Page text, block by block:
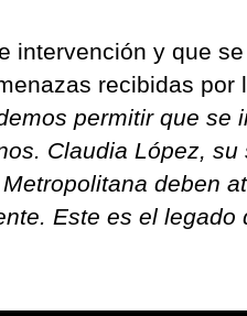
intervención y que
recibidas por
permitir que se
Claudia López, su
deben
Este es el legado